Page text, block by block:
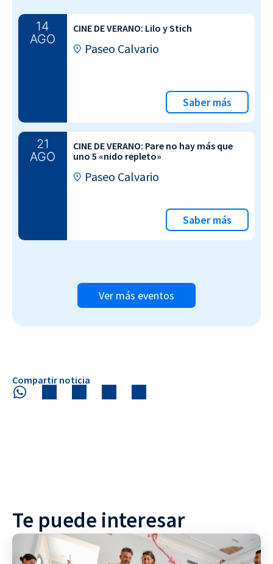
14
AGO
CINE DE VERANO: Lilo y Stich
Paseo Calvario
Saber más
21
AGO
CINE DE VERANO: Pare no hay más que
uno 5 «nido repleto»
Paseo Calvario
Saber más
Ver más eventos
Compartir noticia
Te puede interesar